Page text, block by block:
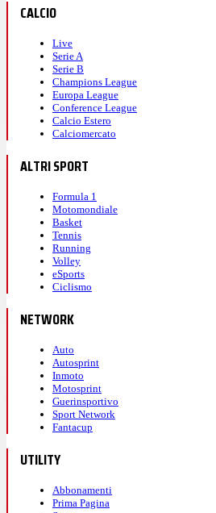
CALCIO
Live
Serie A
Serie B
Champions League
Europa League
Conference League
Calcio Estero
Calciomercato
ALTRI SPORT
Formula 1
Motomondiale
Basket
Tennis
Running
Volley
eSports
Ciclismo
NETWORK
Auto
Autosprint
Inmoto
Motosprint
Guerinsportivo
Sport Network
Fantacup
UTILITY
Abbonamenti
Prima Pagina